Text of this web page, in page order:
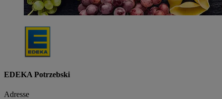
EDEKA Potrzebski
Adresse